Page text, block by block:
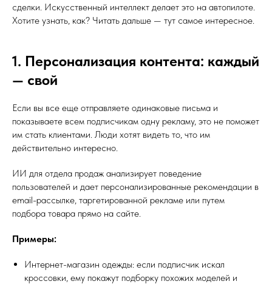
сделки. Искусственный интеллект делает это на автопилоте.
Хотите узнать, как? Читать дальше — тут самое интересное.
1. Персонализация контента: каждый
— свой
Если вы все еще отправляете одинаковые письма и
показываете всем подписчикам одну рекламу, это не поможет
им стать клиентами. Люди хотят видеть то, что им
действительно интересно.
ИИ для отдела продаж анализирует поведение
пользователей и дает персонализированные рекомендации в
email-рассылке, таргетированной рекламе или путем
подбора товара прямо на сайте.
Примеры:
Интернет-магазин одежды: если подписчик искал
кроссовки, ему покажут подборку похожих моделей и